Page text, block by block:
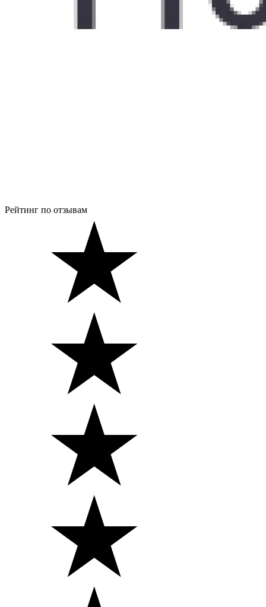
Рейтинг по отзывам